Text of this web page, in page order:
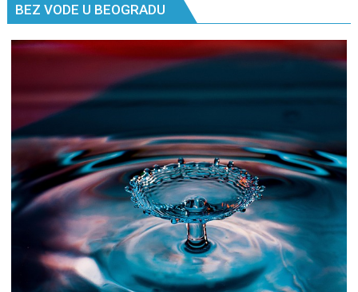
BEZ VODE U BEOGRADU